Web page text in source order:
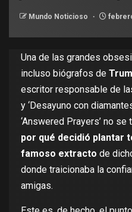
Mundo Noticioso
Una de las grandes
incluso biógrafos de
escritor responsable de
y ‘Desayuno con
‘Answered Prayers’ no
por qué decidió plantar
famoso extracto de
donde traicionaba la
amigas.